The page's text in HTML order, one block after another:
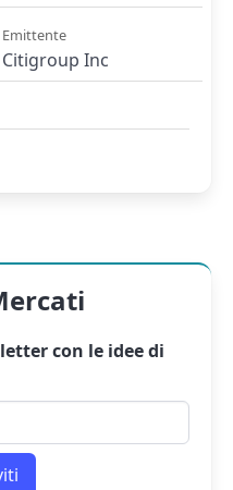
Emittente
Citigroup Inc
con le idee di